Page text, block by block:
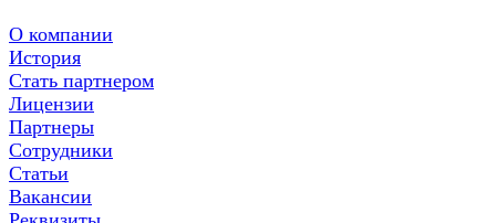
О компании
История
Стать партнером
Лицензии
Партнеры
Сотрудники
Статьи
Вакансии